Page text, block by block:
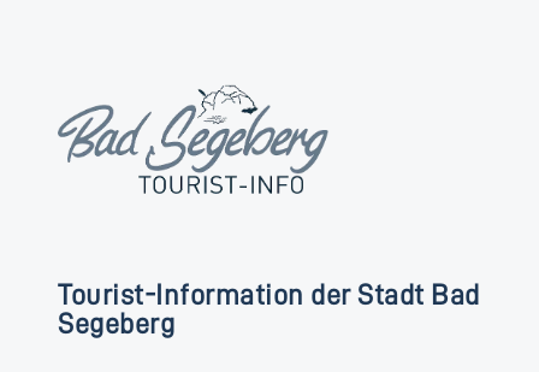
Tourist-Information der Stadt Bad
Segeberg